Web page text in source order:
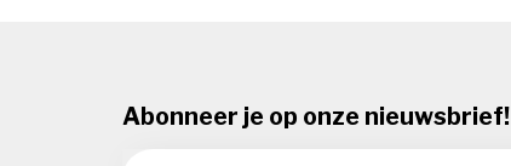
Abonneer je op onze nieuwsbrief!